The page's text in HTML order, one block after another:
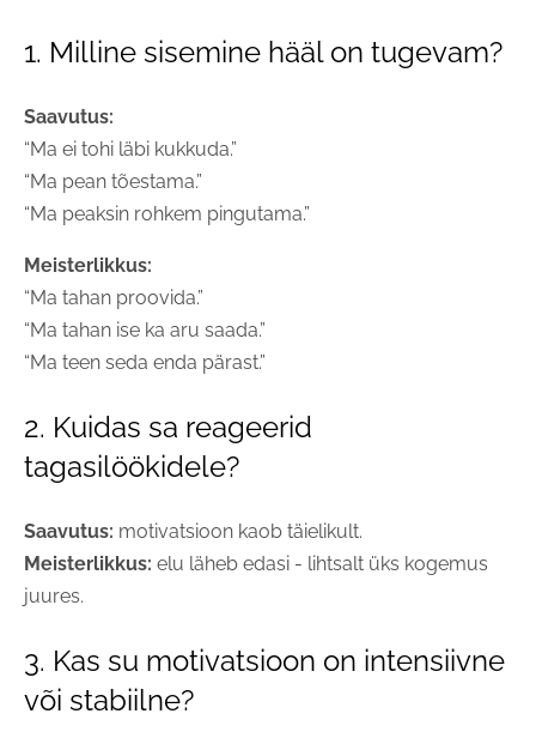
1. Milline sisemine hääl on tugevam?
Saavutus:
“Ma ei tohi läbi kukkuda.”
“Ma pean tõestama.”
“Ma peaksin rohkem pingutama.”
Meisterlikkus:
“Ma tahan proovida.”
“Ma tahan ise ka aru saada.”
“Ma teen seda enda pärast.”
2. Kuidas sa reageerid
tagasilöökidele?
Saavutus: motivatsioon kaob täielikult.
Meisterlikkus: elu läheb edasi - lihtsalt üks kogemus
juures.
3. Kas su motivatsioon on intensiivne
või stabiilne?